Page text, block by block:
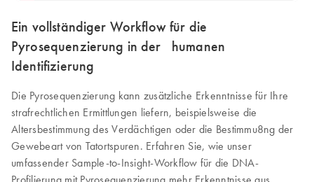
Ein vollständiger Workflow für die
Pyrosequenzierung in der humanen
Identifizierung
Die Pyrosequenzierung kann zusätzliche Erkenntnisse für Ihre
strafrechtlichen Ermittlungen liefern, beispielsweise die
Altersbestimmung des Verdächtigen oder die Bestimmu8ng der
Gewebeart von Tatortspuren. Erfahren Sie, wie unser
umfassender Sample-to-Insight-Workflow für die DNA-
Profilierung mit Pyrosequenzierung mehr Erkenntnisse aus